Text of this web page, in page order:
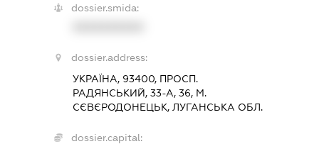
dossier.smida:
dossier.address:
УКРАЇНА, 93400, ПРОСП.
РАДЯНСЬКИЙ, 33-А, 36, М.
СЄВЄРОДОНЕЦЬК, ЛУГАНСЬКА ОБЛ.
dossier.capital: